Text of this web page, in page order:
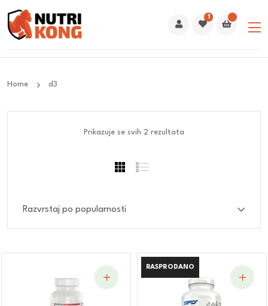
1
Home d3
Prikazuje se svih 2 rezultata
RASPRODANO
RASPRODANO